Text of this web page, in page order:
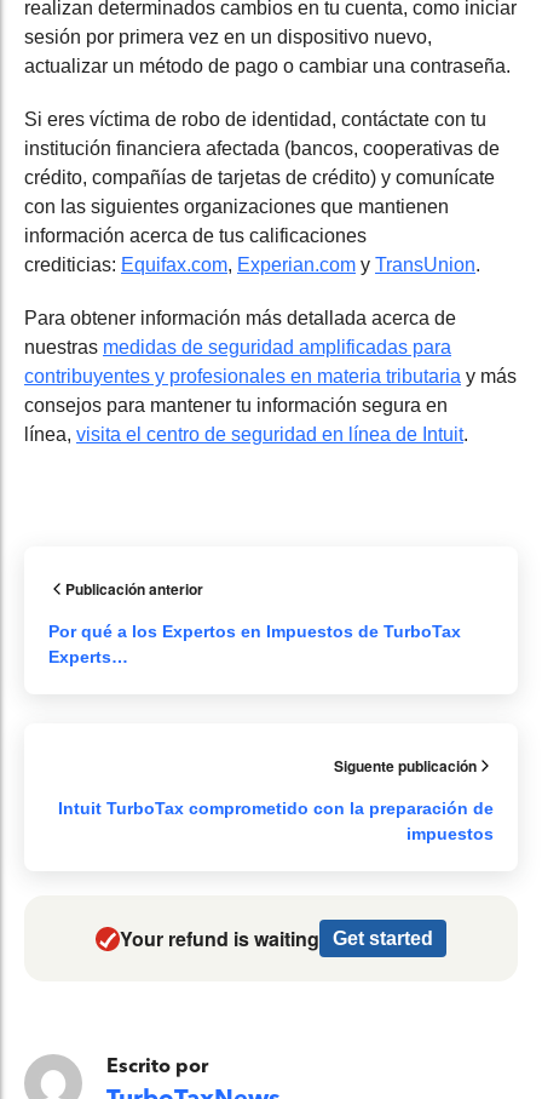
realizan determinados cambios en tu cuenta, como iniciar
sesión por primera vez en un dispositivo nuevo,
actualizar un método de pago o cambiar una contraseña.
Si eres víctima de robo de identidad, contáctate con tu
institución financiera afectada (bancos, cooperativas de
crédito, compañías de tarjetas de crédito) y comunícate
con las siguientes organizaciones que mantienen
información acerca de tus calificaciones
crediticias: Equifax.com, Experian.com y TransUnion.
Para obtener información más detallada acerca de
nuestras medidas de seguridad amplificadas para
contribuyentes y profesionales en materia tributaria y más
consejos para mantener tu información segura en
línea, visita el centro de seguridad en línea de Intuit.
Publicación anterior
Por qué a los Expertos en Impuestos de TurboTax
Experts…
Siguente publicación
Intuit TurboTax comprometido con la preparación de
impuestos
Your refund is waiting Get started
Escrito por